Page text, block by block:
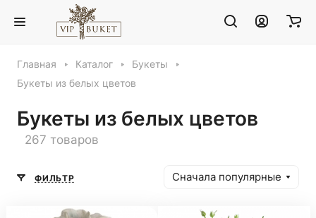
Главная Каталог
Букеты
Букеты из белых цветов
Букеты из белых цветов
267 товаров
ФИЛЬТР Сначала популярные